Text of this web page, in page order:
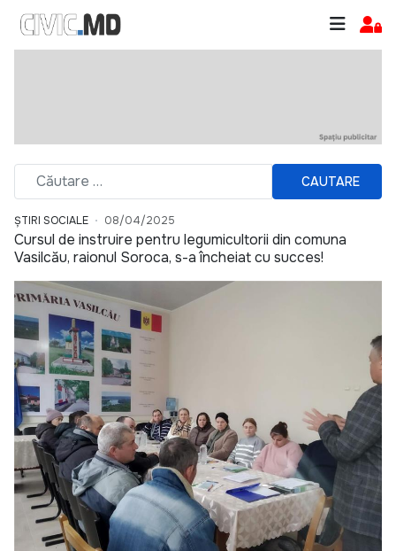
CAUTARE
ȘTIRI SOCIALE 08/04/2025
Cursul de instruire pentru legumicultorii din comuna
Vasilcău, raionul Soroca, s-a încheiat cu succes!